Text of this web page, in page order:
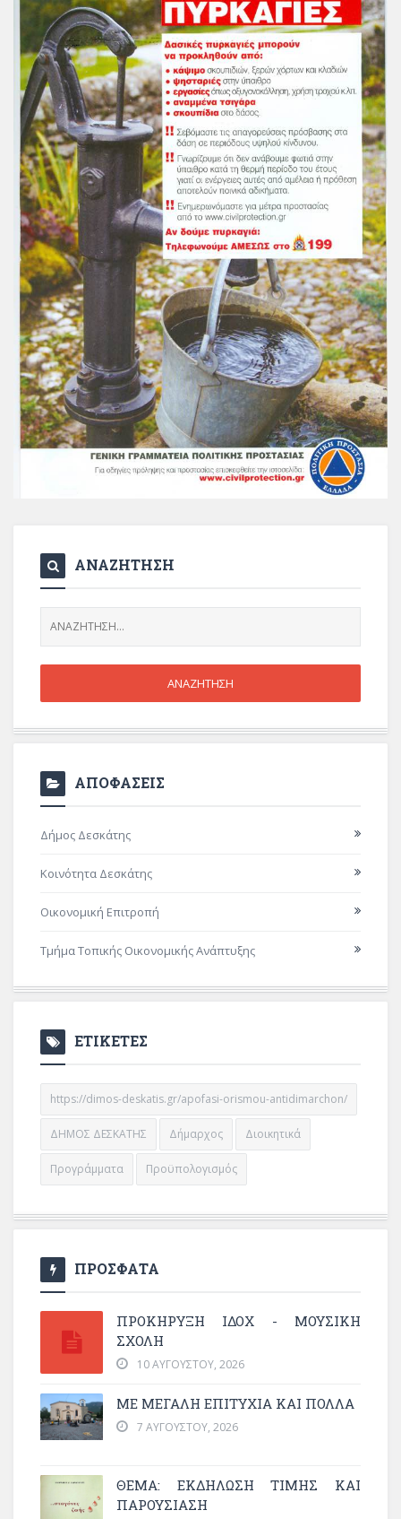
ΑΝΑΖΗΤΗΣΗ
ΑΠΟΦΑΣΕΙΣ
Δήμος Δεσκάτης
Κοινότητα Δεσκάτης
Οικονομική Επιτροπή
Τμήμα Τοπικής Οικονομικής Ανάπτυξης
ΕΤΙΚΕΤΕΣ
https://dimos-deskatis.gr/apofasi-orismou-antidimarchon/
ΔΗΜΟΣ ΔΕΣΚΑΤΗΣ Δήμαρχος Διοικητικά
Προγράμματα Προϋπολογισμός
ΠΡΟΣΦΑΤΑ
ΠΡΟΚΗΡΥΞΗ ΙΔΟΧ - ΜΟΥΣΙΚΗ
ΣΧΟΛΗ
10 ΑΥΓΟΎΣΤΟΥ, 2026
ΜΕ ΜΕΓΆΛΗ ΕΠΙΤΥΧΊΑ ΚΑΙ ΠΟΛΛΆ
7 ΑΥΓΟΎΣΤΟΥ, 2026
ΘΈΜΑ: ΕΚΔΉΛΩΣΗ ΤΙΜΉΣ ΚΑΙ
ΠΑΡΟΥΣΊΑΣΗ